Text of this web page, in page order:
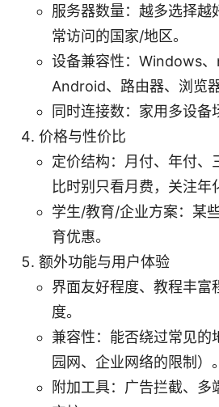
服务器数量：越多选择越
常访问的国家/地区。
设备兼容性：Windows、
Android、路由器、浏览器
同时连接数：家用多设备
价格与性价比
定价结构：月付、年付、
比时别只看月费，关注年
学生/教育/企业方案：某
育优惠。
额外功能与用户体验
界面友好程度、教程丰富
度。
兼容性：能否绕过常见的
园网、企业网络的限制）。
附加工具：广告拦截、多